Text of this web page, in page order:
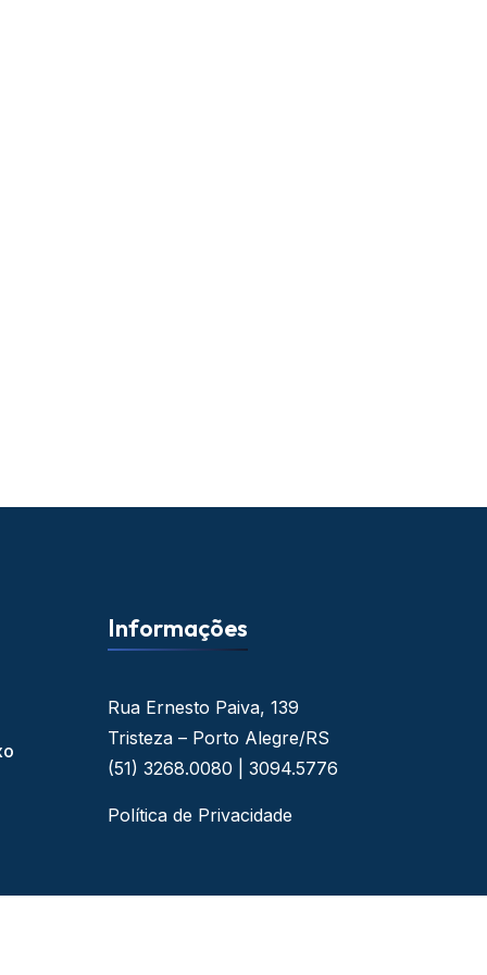
Informações
Rua Ernesto Paiva, 139
Tristeza – Porto Alegre/RS
(51) 3268.0080 | 3094.5776
Política de Privacidade